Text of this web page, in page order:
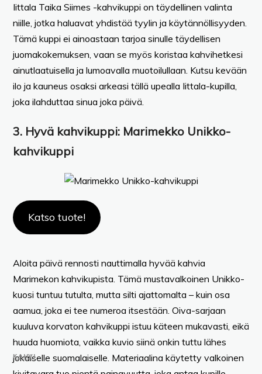
KAHVI
Iittala Taika Siimes -kahvikuppi on täydellinen valinta
niille, jotka haluavat yhdistää tyylin ja käytännöllisyyden.
Tämä kuppi ei ainoastaan tarjoa sinulle täydellisen
juomakokemuksen, vaan se myös koristaa kahvihetkesi
ainutlaatuisella ja lumoavalla muotoilullaan. Kutsu kevään
ilo ja kauneus osaksi arkeasi tällä upealla Iittala-kupilla,
joka ilahduttaa sinua joka päivä.
3. Hyvä kahvikuppi: Marimekko Unikko-
kahvikuppi
Katso tuote!
Aloita päivä rennosti nauttimalla hyvää kahvia
Marimekon kahvikupista. Tämä mustavalkoinen Unikko-
kuosi tuntuu tutulta, mutta silti ajattomalta – kuin osa
aamua, joka ei tee numeroa itsestään. Oiva-sarjaan
kuuluva korvaton kahvikuppi istuu käteen mukavasti, eikä
huuda huomiota, vaikka kuvio siinä onkin tuttu lähes
jokaiselle suomalaiselle. Materiaalina käytetty valkoinen